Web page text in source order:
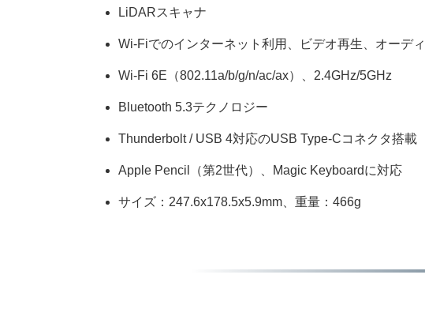
LiDARスキャナ
Wi-Fiでのインターネット利用、ビデオ再生、オーデ
Wi-Fi 6E（802.11a/b/g/n/ac/ax）、2.4GHz/5GHz
Bluetooth 5.3テクノロジー
Thunderbolt / USB 4対応のUSB Type-Cコネクタ搭載
Apple Pencil（第2世代）、Magic Keyboardに対応
サイズ：247.6x178.5x5.9mm、重量：466g